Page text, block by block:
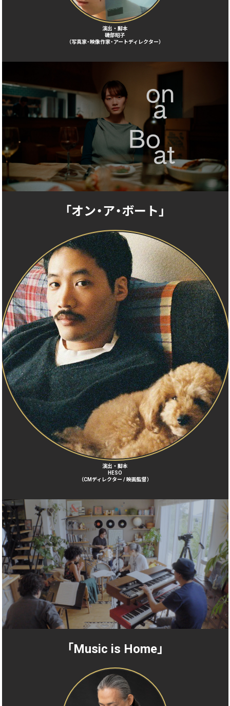
演出・脚本
磯部昭子
（写真家・映像作家・アートディレクター）
「オン・ア・ボート」
演出・脚本
HESO
（CMディレクター / 映画監督）
「Music is Home」